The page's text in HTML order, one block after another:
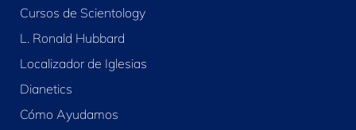
Cursos de Scientology
L. Ronald Hubbard
Localizador de Iglesias
Dianetics
Cómo Ayudamos